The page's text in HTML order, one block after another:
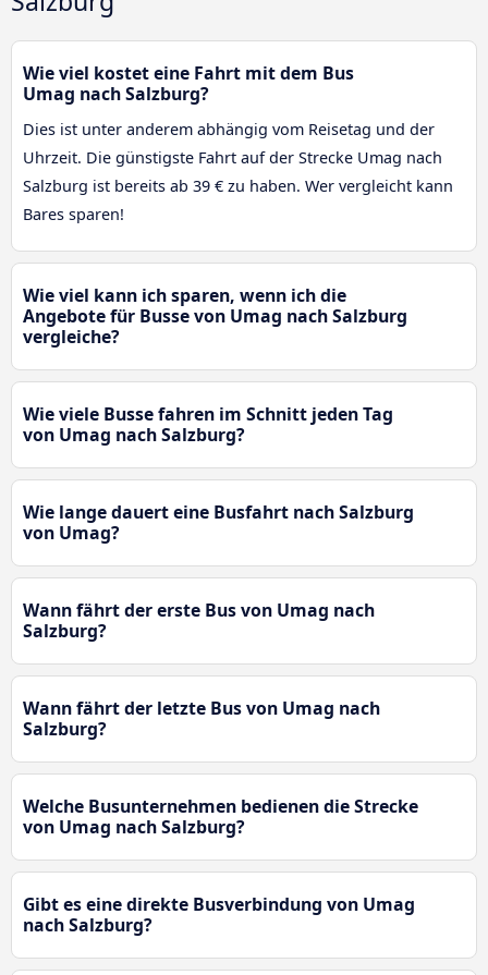
Wie viel kostet eine Fahrt mit dem Bus
Umag nach Salzburg?
Dies ist unter anderem abhängig vom Reisetag und der
Uhrzeit. Die günstigste Fahrt auf der Strecke Umag nach
Salzburg ist bereits ab 39 € zu haben. Wer vergleicht kann
Bares sparen!
Wie viel kann ich sparen, wenn ich die
Angebote für Busse von Umag nach Salzburg
vergleiche?
Wie viele Busse fahren im Schnitt jeden Tag
von Umag nach Salzburg?
Wie lange dauert eine Busfahrt nach Salzburg
von Umag?
Wann fährt der erste Bus von Umag nach
Salzburg?
Wann fährt der letzte Bus von Umag nach
Salzburg?
Welche Busunternehmen bedienen die Strecke
von Umag nach Salzburg?
Gibt es eine direkte Busverbindung von Umag
nach Salzburg?